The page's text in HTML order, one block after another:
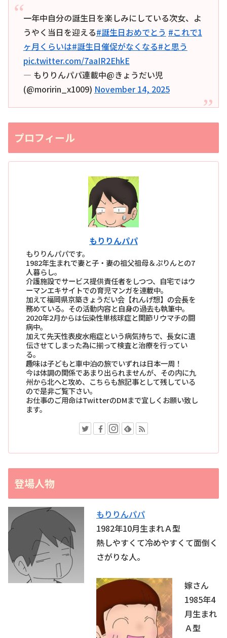
一年中自分の誕生日を楽しみにしている次女、よ
うやく当日を迎える#誕生日おめでとう #これで1
ヶ月くらいは#誕生日催促がなくなる#と思う
pic.twitter.com/7aaIR2EhkE
— もりりんパパ連載中@きょうだい児
(@moririn_x1009) November 14, 2025
プロフィール
もりりんパパ
もりりんパパです。
1982年生まれで妻と子・妻の祖父祖母＆ぷりんとの7
人暮らし。
介護施設でサービス提供責任者をしつつ、自宅ではウ
ーマンエキサイトでの育児マンガを連載中。
加えて福岡県京築きょうだい会【れんげ想】の会長を
務めている。その活動内容と自身の過去も執筆中。
2020年2月からは伝染性単核球症と関節リウマチの闘
病中。
加えて先天性表皮水疱症という病気持ちで、長女に遺
伝させてしまった為に揃って検査と治療を行ってい
る。
趣味は子どもと車中泊の旅でいずれは日本一周！
今は体調の関係であまり出られませんが、その内に九
州から北へと攻め、こちらも旅記事として残している
ので是非ご覧下さい。
お仕事のご用命はTwitterのDMまで宜しくお願い致し
ます。
登場人物
もりりんパパ
1982年10月生まれＡ型
熱しやすくて冷めやすくて面倒く
さがりな人。
嫁さん
1985年4
月生まれ
Ａ型